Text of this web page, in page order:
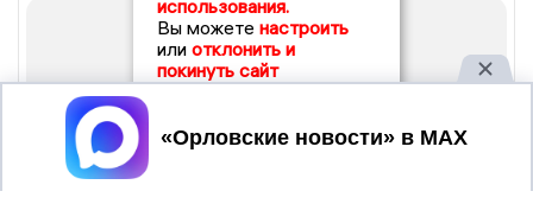
использования.
Вы можете настроить
или отклонить и
покинуть сайт
Принять